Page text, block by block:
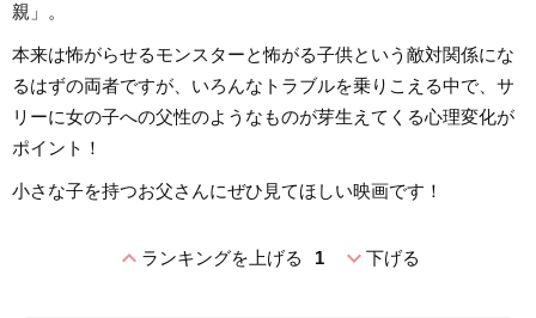
親」。
本来は怖がらせるモンスターと怖がる子供という敵対関係にな
るはずの両者ですが、いろんなトラブルを乗りこえる中で、サ
リーに女の子への父性のようなものが芽生えてくる心理変化が
ポイント！
小さな子を持つお父さんにぜひ見てほしい映画です！
expand_lessランキングを上げる 1 expand_more下げる